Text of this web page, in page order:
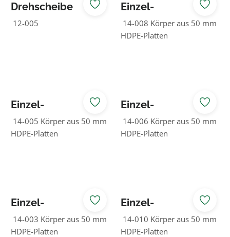
Drehscheibe
Twister
12-005
Einzel-
Federspielgerät
Auto
14-008 Körper aus 50 mm
HDPE-Platten
Einzel-
Federspielgerät
Dino-Brachio
14-005 Körper aus 50 mm
HDPE-Platten
Einzel-
Federspielgerät
Dino-Tricera
14-006 Körper aus 50 mm
HDPE-Platten
Einzel-
Federspielgerät
Ente
14-003 Körper aus 50 mm
HDPE-Platten
Einzel-
Federspielgerät
Flugzeug
14-010 Körper aus 50 mm
HDPE-Platten